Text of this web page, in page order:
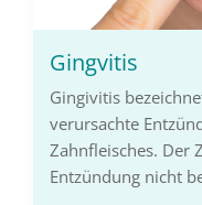
Gingvitis
Gingivitis
verursachte
Zahnfleisches. Der
Entzündung nicht